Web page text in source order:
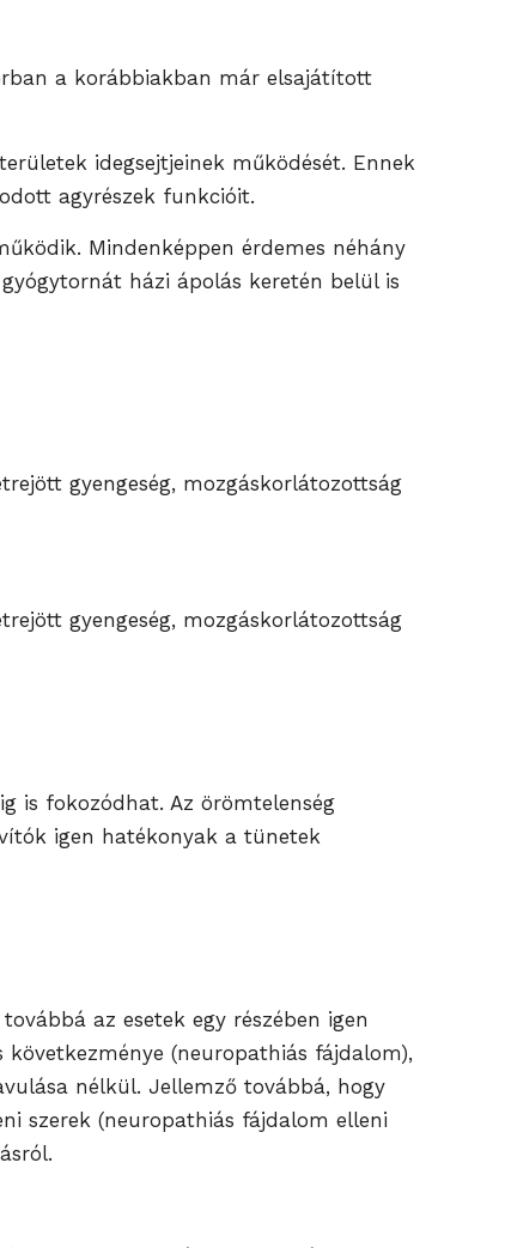
a korábbiakban már elsajátított
idegsejtjeinek működését. Ennek
agyrészek funkcióit.
Mindenképpen érdemes néhány
házi ápolás keretén belül is
gyengeség, mozgáskorlátozottság
gyengeség, mozgáskorlátozottság
is fokozódhat. Az örömtelenség
igen hatékonyak a tünetek
az esetek egy részében igen
(neuropathiás fájdalom),
nélkül. Jellemző továbbá, hogy
szerek (neuropathiás fájdalom elleni